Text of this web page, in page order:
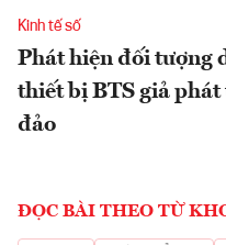
Kinh tế số
Phát hiện đối tượng
thiết bị BTS giả
đảo
ĐỌC BÀI THEO TỪ